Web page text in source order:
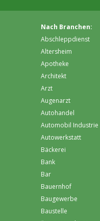
Nach Branchen:
Abschleppdienst
Altersheim
Apotheke
Architekt
Arzt
Augenarzt
Autohandel
Automobil Industrie
Autowerkstatt
Bäckerei
Bank
Bar
Bauernhof
Baugewerbe
Baustelle